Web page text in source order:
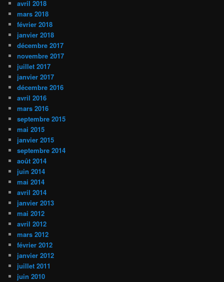
avril 2018
mars 2018
février 2018
janvier 2018
décembre 2017
novembre 2017
juillet 2017
janvier 2017
décembre 2016
avril 2016
mars 2016
septembre 2015
mai 2015
janvier 2015
septembre 2014
août 2014
juin 2014
mai 2014
avril 2014
janvier 2013
mai 2012
avril 2012
mars 2012
février 2012
janvier 2012
juillet 2011
juin 2010